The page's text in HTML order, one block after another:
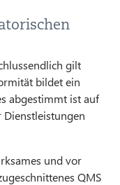
gilt
bildet ein
abgestimmt ist auf
und vor
QMS